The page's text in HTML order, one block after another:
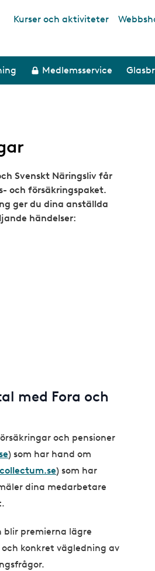
Top links
Kurser och aktiviteter
Medlemsservice
Svenskt Näringsliv får
och försäkringspaket.
ger du dina anställda
händelser:
med Fora och
och pensioner
) som har hand om
collectum.se) som har
dina medarbetare
blir premierna lägre
konkret vägledning av